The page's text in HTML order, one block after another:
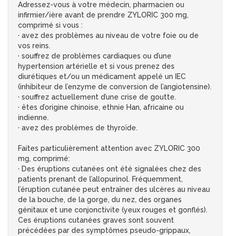
Adressez-vous à votre médecin, pharmacien ou
infirmier/ière avant de prendre ZYLORIC 300 mg,
comprimé si vous :
· avez des problèmes au niveau de votre foie ou de
vos reins.
· souffrez de problèmes cardiaques ou d’une
hypertension artérielle et si vous prenez des
diurétiques et/ou un médicament appelé un IEC
(inhibiteur de l’enzyme de conversion de l’angiotensine).
· souffrez actuellement d’une crise de goutte.
· êtes d’origine chinoise, ethnie Han, africaine ou
indienne.
· avez des problèmes de thyroïde.
Faites particulièrement attention avec ZYLORIC 300
mg, comprimé:
· Des éruptions cutanées ont été signalées chez des
patients prenant de l’allopurinol. Fréquemment,
l’éruption cutanée peut entraîner des ulcères au niveau
de la bouche, de la gorge, du nez, des organes
génitaux et une conjonctivite (yeux rouges et gonflés).
Ces éruptions cutanées graves sont souvent
précédées par des symptômes pseudo-grippaux,